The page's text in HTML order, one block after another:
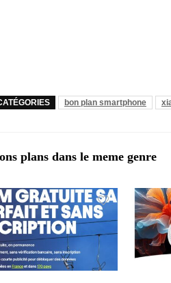
bon plan smartphone
plans dans le meme genre